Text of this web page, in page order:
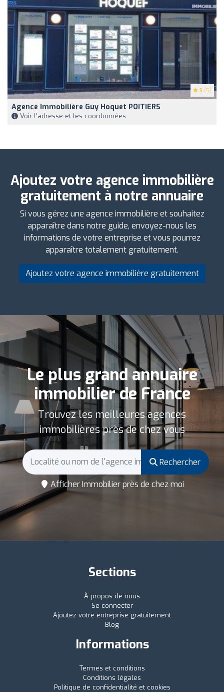
5 (5)
Agence Immobilière Guy Hoquet POITIERS
Voir l'adresse et les coordonnées
Ajoutez votre agence immobilière
gratuitement à notre annuaire
Si vous gérez une agence immobilière et souhaitez
apparaître dans notre guide, envoyez-nous les
informations de votre entreprise et vous pourrez
apparaître totalement gratuitement.
Ajoutez votre agence immobilière gratuitement
Le plus grand annuaire
immobilier de France
Trouvez les meilleures agences
immobilières près de chez vous
Rechercher
Afficher Immobilier près de chez moi
Sections
À propos de nous
Se connecter
Ajoutez votre entreprise gratuitement
Blog
Informations
Termes et conditions
Conditions légales
Politique de confidentialité et cookies